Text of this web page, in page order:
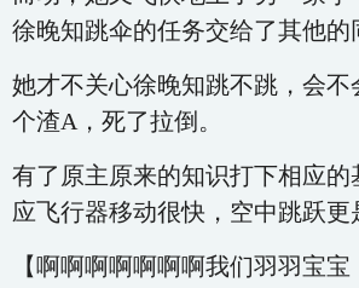
徐晚知跳伞的任务交给了其他的
她才不关心徐晚知跳不跳，会不
个渣A，死了拉倒。
有了原主原来的知识打下相应的
应飞行器移动很快，空中跳跃更
【啊啊啊啊啊啊啊我们羽羽宝